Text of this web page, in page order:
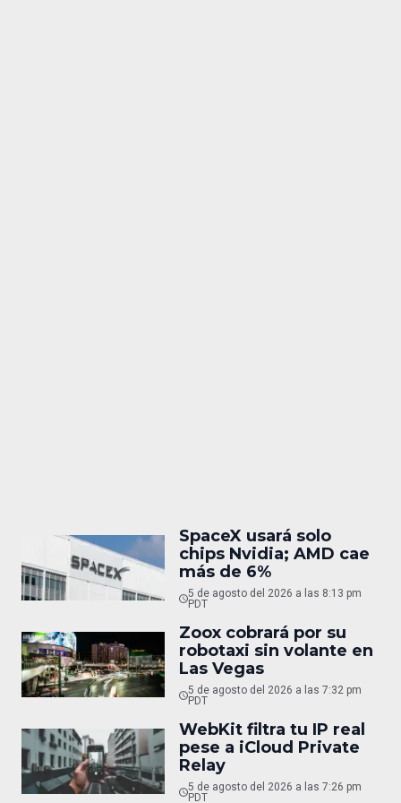
SpaceX usará solo
chips Nvidia; AMD cae
más de 6%
5 de agosto del 2026 a las 8:13 pm
PDT
Zoox cobrará por su
robotaxi sin volante en
Las Vegas
5 de agosto del 2026 a las 7:32 pm
PDT
WebKit filtra tu IP real
pese a iCloud Private
Relay
5 de agosto del 2026 a las 7:26 pm
PDT